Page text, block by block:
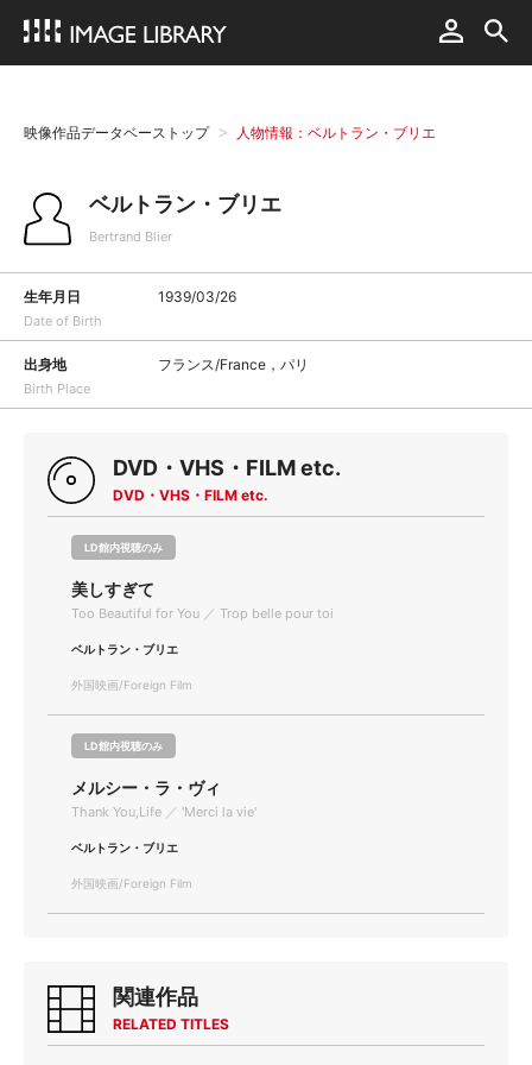
映像作品データベーストップ 人物情報：ベルトラン・ブリエ
ベルトラン・ブリエ
Bertrand Blier
生年月日
Date of Birth
1939/03/26
出身地
Birth Place
フランス/France，パリ
DVD・VHS・FILM etc.
DVD・VHS・FILM etc.
LD館内視聴のみ
美しすぎて
Too Beautiful for You ／ Trop belle pour toi
ベルトラン・ブリエ
外国映画/Foreign Film
LD館内視聴のみ
メルシー・ラ・ヴィ
Thank You,Life ／ 'Merci la vie'
ベルトラン・ブリエ
外国映画/Foreign Film
関連作品
RELATED TITLES